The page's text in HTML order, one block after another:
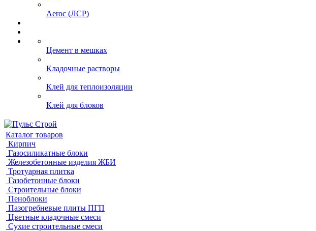
Aeroc (ЛСР)
Цемент в мешках
Кладочные растворы
Клей для теплоизоляции
Клей для блоков
Каталог товаров
Кирпич
Газосиликатные блоки
Железобетонные изделия ЖБИ
Тротуарная плитка
Газобетонные блоки
Строительные блоки
Пеноблоки
Пазогребневые плиты ПГП
Цветные кладочные смеси
Сухие строительные смеси